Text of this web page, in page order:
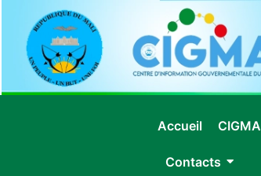
Accueil CIGMA
Contacts